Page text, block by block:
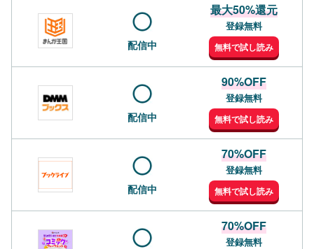
配信中
最大50%還元
登録無料
無料で試し読み
配信中
90%OFF
登録無料
無料で試し読み
配信中
70%OFF
登録無料
無料で試し読み
70%OFF
登録無料